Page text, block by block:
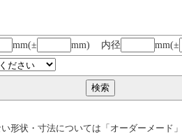
mm(± mm) 内径
mm(±
形状・寸法については「オーダーメード